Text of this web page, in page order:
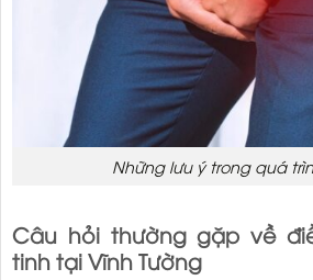
Những lưu ý trong quá
Câu hỏi thường gặp về
tinh tại Vĩnh Tường